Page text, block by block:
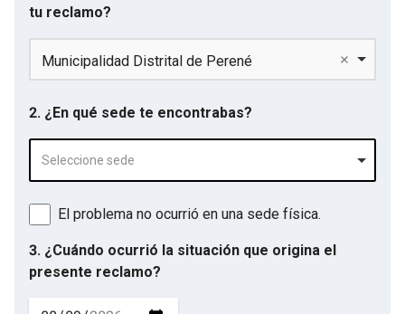
tu reclamo?
Municipalidad Distrital de Perené
2. ¿En qué sede te encontrabas?
Seleccione sede
El problema no ocurrió en una sede física.
3. ¿Cuándo ocurrió la situación que origina el
presente reclamo?